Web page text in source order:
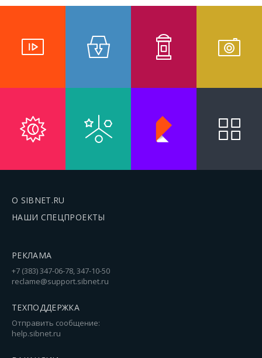
О SIBNET.RU
НАШИ СПЕЦПРОЕКТЫ
РЕКЛАМА
+7 (383) 347-06-78, 347-10-50
reclame@support.sibnet.ru
ТЕХПОДДЕРЖКА
Отправить сообщение:
help.sibnet.ru